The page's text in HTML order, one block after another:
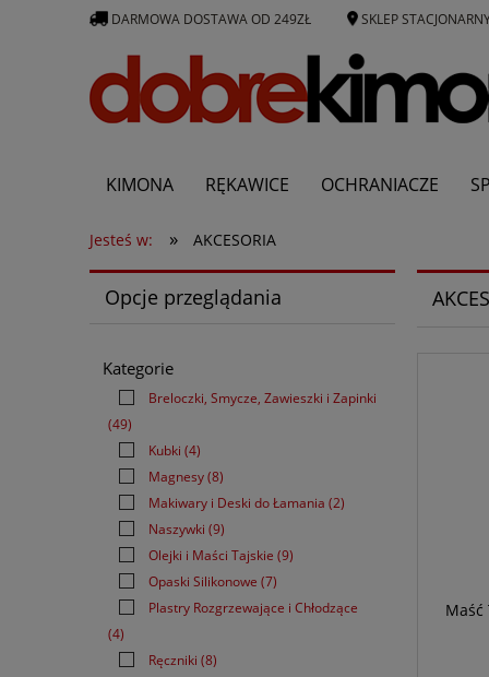
KIMONA RĘKAWICE OCHRANIACZE
Producenci
Jesteś w: » AKCESORIA
Opcje przeglądania
Kategorie
Breloczki, Smycze, Zawieszki i Zapinki
(49)
Kubki (4)
Magnesy(8)
Makiwary i Deski do Łamania (2)
Naszywki (9)
Olejki i Maści Tajskie (9)
Opaski Silikonowe (7)
Plastry Rozgrzewające i Chłodzące
(4)
Ręczniki (8)
Maść
DARMOWA DOSTAWA OD 249ZŁ SKLEP